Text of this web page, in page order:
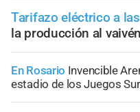
Tarifazo eléctrico a
la producción al
En Rosario Invencible
estadio de los Juegos